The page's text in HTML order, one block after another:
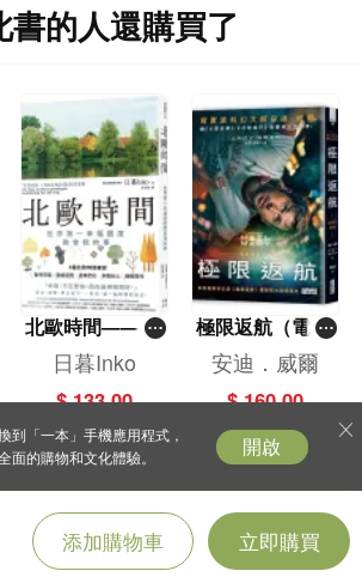
添加購物車 立即購買
書的人還購買了
北歐時間——世
界第一幸福國度
教會我的事
日暮Inko
$ 133.00
極限返航（電影
書衣典藏版）
（獨家收錄作者
訪談）
安迪．威爾
$ 160.00
到「一本」手機應用程式，
面的購物和文化體驗。
開啟